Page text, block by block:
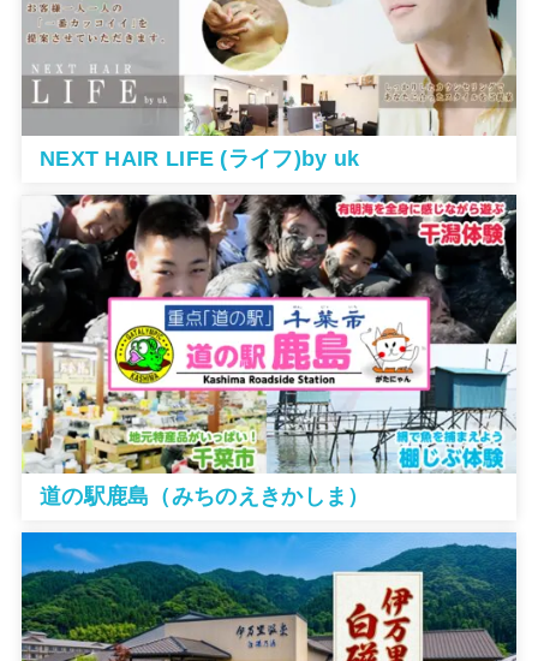
NEXT HAIR LIFE (ライフ)by uk
道の駅鹿島（みちのえきかしま）